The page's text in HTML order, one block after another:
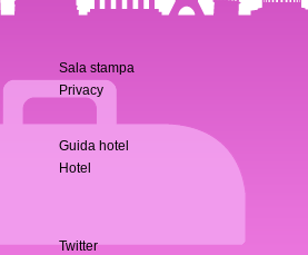
Sala stampa
Privacy
Guida hotel
Hotel
Twitter